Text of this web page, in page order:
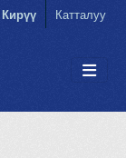
Кирүү Катталуу